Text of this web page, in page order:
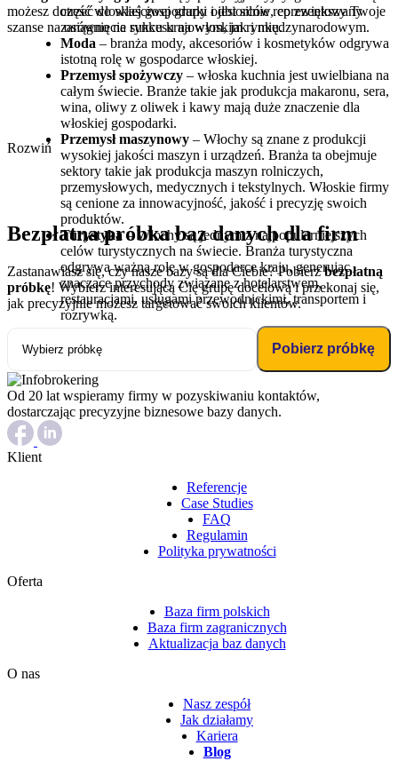
możesz dotrzeć do właściwej grupy odbiorców, co zwiększy Twoje
szanse na osiągnięcie sukcesu na włoskim rynku.
część włoskiej gospodarki i jest silnie reprezentowany
zarówno na rynku krajowym, jak i międzynarodowym.
Moda – branża mody, akcesoriów i kosmetyków odgrywa
istotną rolę w gospodarce włoskiej.
Przemysł spożywczy – włoska kuchnia jest uwielbiana na
całym świecie. Branże takie jak produkcja makaronu, sera,
wina, oliwy z oliwek i kawy mają duże znaczenie dla
włoskiej gospodarki.
Przemysł maszynowy – Włochy są znane z produkcji
wysokiej jakości maszyn i urządzeń. Branża ta obejmuje
sektory takie jak produkcja maszyn rolniczych,
przemysłowych, medycznych i tekstylnych. Włoskie firmy
są cenione za innowacyjność, jakość i precyzję swoich
produktów.
Turystyka– Włochy są jednym z najpopularniejszych
celów turystycznych na świecie. Branża turystyczna
odgrywa ważną rolę w gospodarce kraju, generując
znaczące przychody związane z hotelarstwem,
restauracjami, usługami przewodnickimi, transportem i
rozrywką.
Rozwiń
Bezpłatna próbkabaz danych dla firm
Zastanawiasz się, czy nasze bazy są dla Ciebie? Pobierzbezpłatną
próbkę! Wybierz interesującą Cię grupę docelową i przekonaj się,
jak precyzyjnie możesz targetować swoich klientów.
Pobierz próbkę
Od 20 lat wspieramy firmy w pozyskiwaniu kontaktów,
dostarczając precyzyjne biznesowe bazy danych.
Klient
Referencje
Case Studies
FAQ
Regulamin
Polityka prywatności
Oferta
Baza firm polskich
Baza firm zagranicznych
Aktualizacja baz danych
O nas
Nasz zespół
Jak działamy
Kariera
Blog